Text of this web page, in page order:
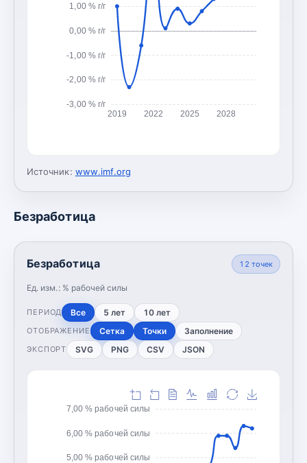
-3,00 % г/г
-2,00 % г/г
-1,00 % г/г
0,00 % г/г
1,00 % г/г
2019 2022 2025 2028
Источник: www.imf.org
Безработица
Безработица
Ед. изм.: % рабочей силы
12 точек
ПЕРИОД Все 5 лет 10 лет
ОТОБРАЖЕНИЕ Сетка Точки Заполнение
ЭКСПОРТ SVG PNG CSV JSON
5,00 % рабочей силы
6,00 % рабочей силы
7,00 % рабочей силы